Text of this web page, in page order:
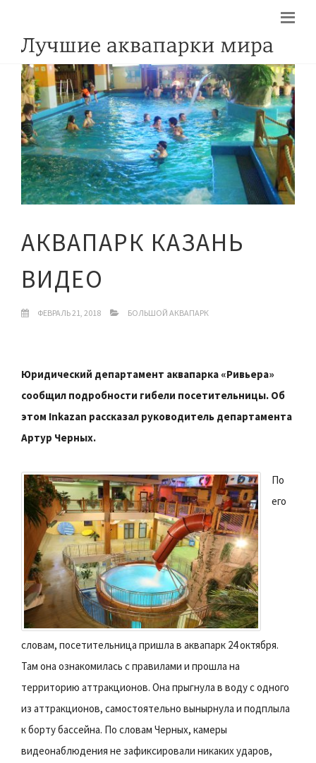
АКВАПАРК КАЗАНЬ
ВИДЕО
ФЕВРАЛЬ 21, 2018 БОЛЬШОЙ АКВАПАРК
Юридический департамент аквапарка «Ривьера»
сообщил подробности гибели посетительницы. Об
этом Inkazan рассказал руководитель департамента
Артур Черных.
По
его
словам, посетительница пришла в аквапарк 24 октября.
Там она ознакомилась с правилами и прошла на
территорию аттракционов. Она прыгнула в воду с одного
из аттракционов, самостоятельно вынырнула и подплыла
к борту бассейна. По словам Черных, камеры
видеонаблюдения не зафиксировали никаких ударов,